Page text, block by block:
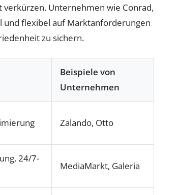
verkürzen. Unternehmen wie Conrad,
und flexibel auf Marktanforderungen
zu sichern.
Beispiele von
Unternehmen
Zalando, Otto
24/7-
MediaMarkt, Galeria